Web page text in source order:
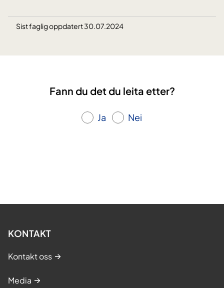
Sist faglig oppdatert 30.07.2024
Fann du det du leita etter?
Ja Nei
KONTAKT
Kontakt oss
Media